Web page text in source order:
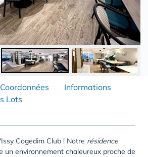
Coordonnées
Informations
Lots
Cogedim Club ! Notre résidence
un environnement chaleureux proche de